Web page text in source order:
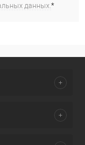
данных.*